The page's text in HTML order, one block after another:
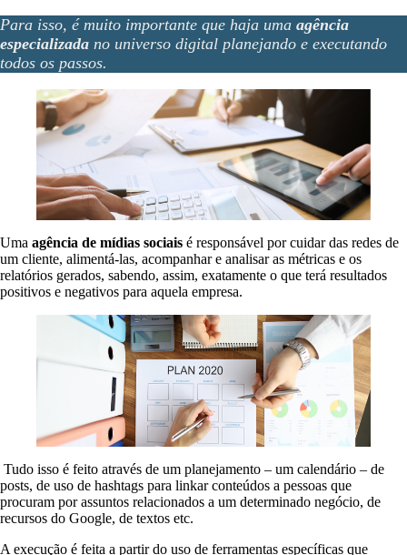
Para isso, é muito importante que haja uma agência
especializada no universo digital planejando e executando
todos os passos.
Uma agência de mídias sociais é responsável por cuidar das redes de
um cliente, alimentá-las, acompanhar e analisar as métricas e os
relatórios gerados, sabendo, assim, exatamente o que terá resultados
positivos e negativos para aquela empresa.
Tudo isso é feito através de um planejamento – um calendário – de
posts, de uso de hashtags para linkar conteúdos a pessoas que
procuram por assuntos relacionados a um determinado negócio, de
recursos do Google, de textos etc.
A execução é feita a partir do uso de ferramentas específicas que